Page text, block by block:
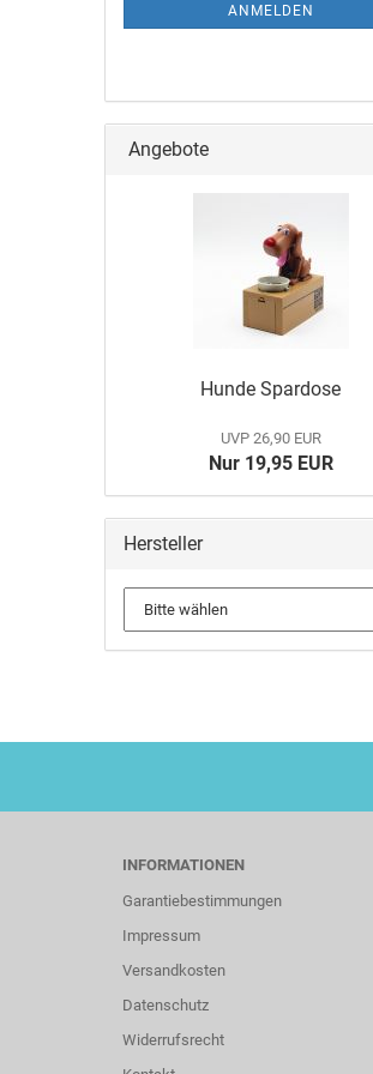
ANMELDEN
Angebote
Hunde Spardose
UVP 26,90 EUR
Nur 19,95 EUR
Hersteller
INFORMATIONEN
Garantiebestimmungen
Impressum
Versandkosten
Datenschutz
Widerrufsrecht